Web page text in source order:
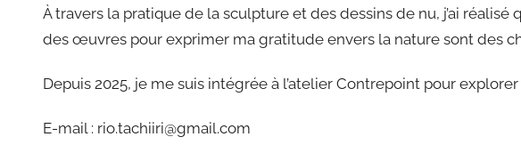
À travers la pratique de la sculpture et des dessins de nu, j’ai réalisé
des œuvres pour exprimer ma gratitude envers la nature sont des
Depuis 2025, je me suis intégrée à l’atelier Contrepoint pour
E-mail : rio.tachiiri@gmail.com